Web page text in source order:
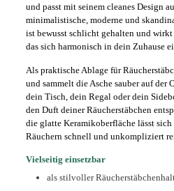
und passt mit seinem cleanes Design
minimalistische, moderne und
ist bewusst schlicht gehalten und
das sich harmonisch in dein Zuhause
Als praktische Ablage für
und sammelt die Asche sauber auf der
dein Tisch, dein Regal oder dein
den Duft deiner Räucherstäbchen
die glatte Keramikoberfläche lässt sich
Räuchern schnell und unkompliziert
Vielseitig einsetzbar
als stilvoller